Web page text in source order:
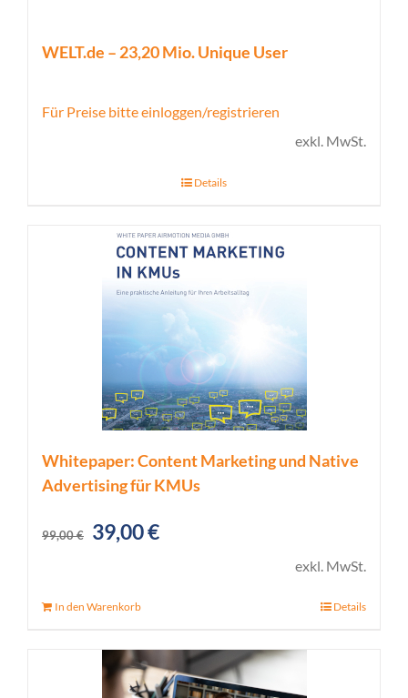
WELT.de – 23,20 Mio. Unique User
Für Preise bitte einloggen/registrieren
exkl. MwSt.
Details
Whitepaper: Content Marketing und Native
Advertising für KMUs
99,00€
Ursprünglicher
39,00€Aktueller
exkl. MwSt.
In den Warenkorb Details